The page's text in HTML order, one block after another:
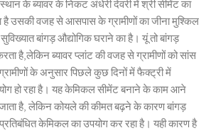
के ब्यावर के निकट अंधेरी देवरी में श्री सीमेंट का
है उसकी वजह से आसपास के ग्रामीणों का जीना मुश्किल
बांगड़ औद्योगिक घराने का है। यूं तो बांगड़
है,लेकिन ब्यावर प्लांट की वजह से ग्रामीणों को सांस
के अनुसार पिछले कुछ दिनों में फैक्ट्री में
हो रहा है। यह केमिकल सीमेंट बनाने के काम आने
जाता है, लेकिन कोयले की कीमत बढ़ने के कारण बांगड़
केमिकल का उपयोग कर रहा है। यही कारण है